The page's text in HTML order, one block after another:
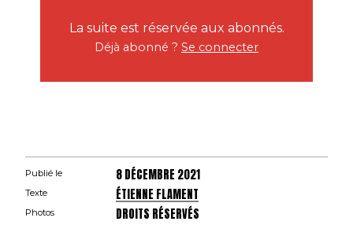
La suite est réservée aux abonnés.
Déjà abonné ? Se connecter
Publié le 8 DÉCEMBRE 2021
Texte ÉTIENNE FLAMENT
Photos DROITS RÉSERVÉS